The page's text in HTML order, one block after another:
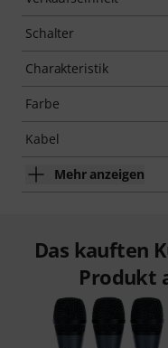
Schalter
Charakteristik
Farbe
Kabel
Mehr anzeigen
Das kauften
Produkt